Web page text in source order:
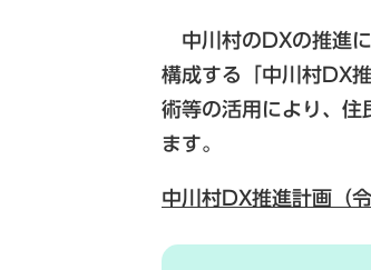
中川村のDXの推進に
構成する「中川村DX
術等の活用により、住
ます。
中川村DX推進計画（